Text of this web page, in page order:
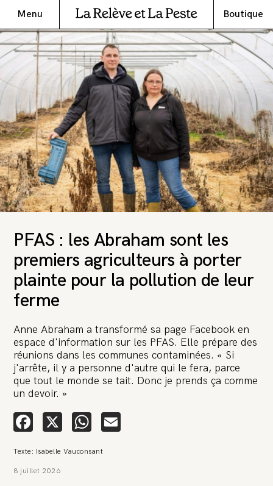
Menu Boutique
PFAS : les Abraham sont les
premiers agriculteurs à porter
plainte pour la pollution de leur
ferme
Anne Abraham a transformé sa page Facebook en
espace d'information sur les PFAS. Elle prépare des
réunions dans les communes contaminées. « Si
j'arrête, il y a personne d'autre qui le fera, parce
que tout le monde se tait. Donc je prends ça comme
un devoir. »
Facebook
X WhatsApp
Texte: Isabelle Vauconsant
8 juillet 2026
🚨 L’heure est grave. Une
multinationale tente d’anéantir La
Relève et La Peste 🤯
🔥 Le groupe Pierre Fabre, qui pèse 3,2 milliards d’euros, nous
attaque en justice. Vous savez comment cela s’appelle ?
l’anonymat d’un habitant inquiet pour sa santé. Et aujourd’hui elle
peut-être, à nous faire disparaître. Pour nous sauver, nous lançons